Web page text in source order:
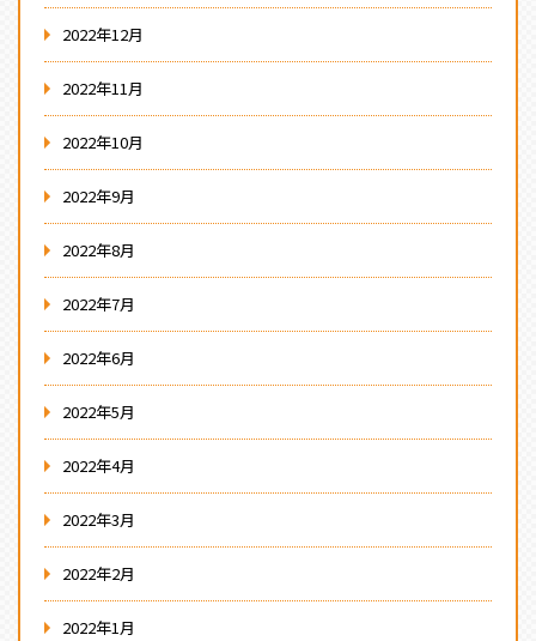
2022年12月
2022年11月
2022年10月
2022年9月
2022年8月
2022年7月
2022年6月
2022年5月
2022年4月
2022年3月
2022年2月
2022年1月